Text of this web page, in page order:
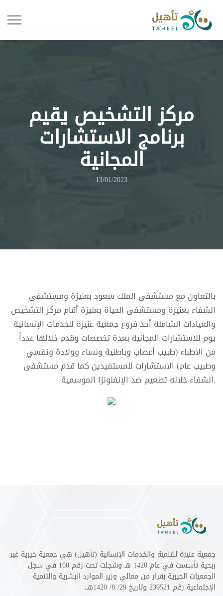
مركز التشخيص يقيم
برنامج الاستشارات
المجانية
13/01/2023
بالتعاون مع مستشفى الملك سعود بعنيزة ومستشفى
الشفاء بعنيزة ومستشفى الحياة بعنيزة أقام مركز التشخيص
والعيادات الشاملة أحد فروع جمعية عنيزة للخدمات الإنسانية
يوم للاستشارات المجانية بعدة تخصصات وقدم خلالها عدداً
من الأطباء (طبيب أعصاب وباطنية ونساء وولادة ونفسي
وطبيب عام) الاستشارات للمستفيدين كما قدم مستشفى
الشفاء خلاله تطعيم ضد الإنفلونزا الموسمية.
جمعية عنيزة للتنمية والخدمات الإنسانية (تأهيل) هي جمعية خيرية غير
ربحية تأسست في عام 1420 هـ وسُجلت تحت رقم 160 في سجل
الجمعيات الخيرية بقرار من معالي وزير الموارد البشرية والتنمية
الإجتماعية رقم 239521 وتاريخ 29/ 8/ 1420هـ،